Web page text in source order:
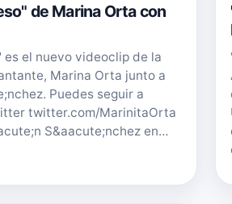
de Marina Orta con
es el nuevo videoclip de la
Marina Orta junto a
Puedes seguir a
twitter.com/MarinitaOrta
S&aacute;nchez en…